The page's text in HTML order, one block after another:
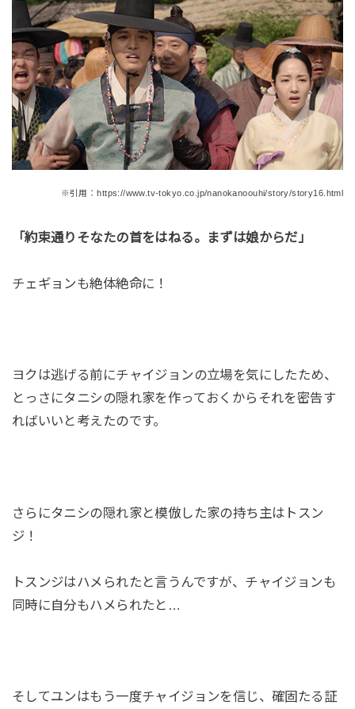
※引用：https://www.tv-tokyo.co.jp/nanokanoouhi/story/story16.html
「約束通りそなたの首をはねる。まずは娘からだ」
チェギョンも絶体絶命に！
ヨクは逃げる前にチャイジョンの立場を気にしたため、
とっさにタニシの隠れ家を作っておくからそれを密告す
ればいいと考えたのです。
さらにタニシの隠れ家と模倣した家の持ち主はトスン
ジ！
トスンジはハメられたと言うんですが、チャイジョンも
同時に自分もハメられたと…
そしてユンはもう一度チャイジョンを信じ、確固たる証